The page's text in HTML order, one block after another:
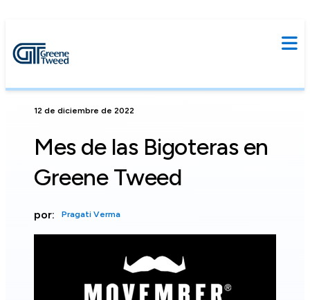
12 de diciembre de 2022
Mes de las Bigoteras en
Greene Tweed
por: Pragati Verma